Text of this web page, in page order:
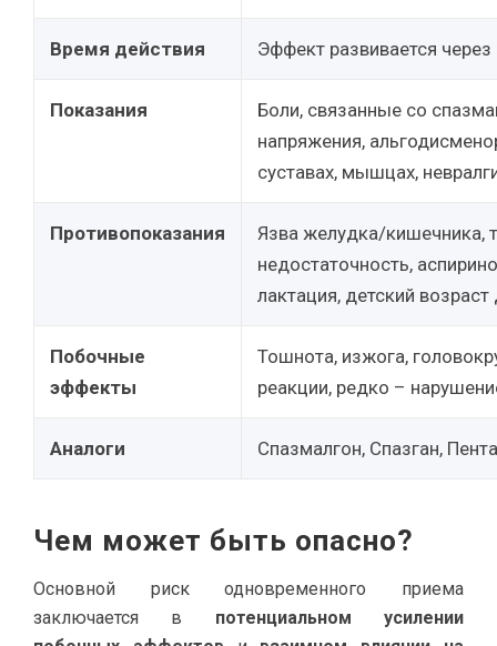
Время действия Эффект развивается через
Показания
Боли, связанные со
напряжения,
суставах, мышцах,
Противопоказания
Язва желудка/кишечника,
недостаточность,
лактация, детский
Побочные
эффекты
Тошнота, изжога,
реакции, редко –
Аналоги Спазмалгон, Спазган,
Чем может быть опасно?
Основной риск одновременного приема
заключается в потенциальном усилении